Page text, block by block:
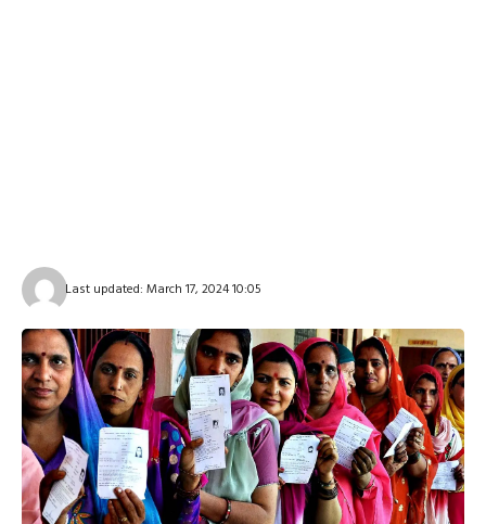
Last updated: March 17, 2024 10:05